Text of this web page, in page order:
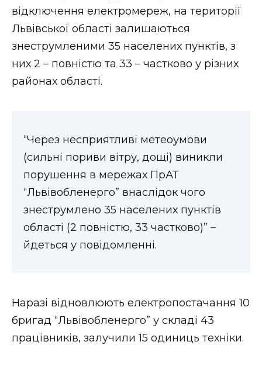
ВІДЕО
відключення електромереж, на території
Львівської області залишаються
знеструмленими 35 населених пунктів, з
них 2 – повністю та 33 – частково у різних
районах області.
“Через несприятливі метеоумови
(сильні пориви вітру, дощі) виникли
порушення в мережах ПрАТ
“Львівобленерго” внаслідок чого
знеструмлено 35 населених пунктів
області (2 повністю, 33 частково)” –
йдеться у повідомленні.
Наразі відновлюють електропостачання 10
бригад “Львівобленерго” у складі 43
працівників, залучили 15 одиниць техніки.